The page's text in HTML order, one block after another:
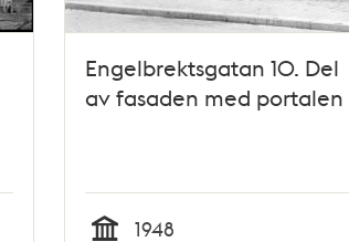
Engelbrektsgatan 10. Del
av fasaden med portalen
1948